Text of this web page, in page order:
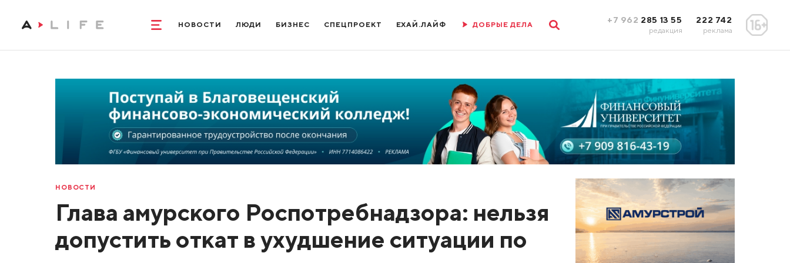
НОВОСТИ ЛЮДИ БИЗНЕС СПЕЦПРОЕКТ ЕХАЙ.ЛАЙФ ДОБРЫЕ ДЕЛА +7 962 285 13 55
редакция
222 742
реклама
НОВОСТИ
Глава амурского Роспотребнадзора: нельзя
допустить откат в ухудшение ситуации по